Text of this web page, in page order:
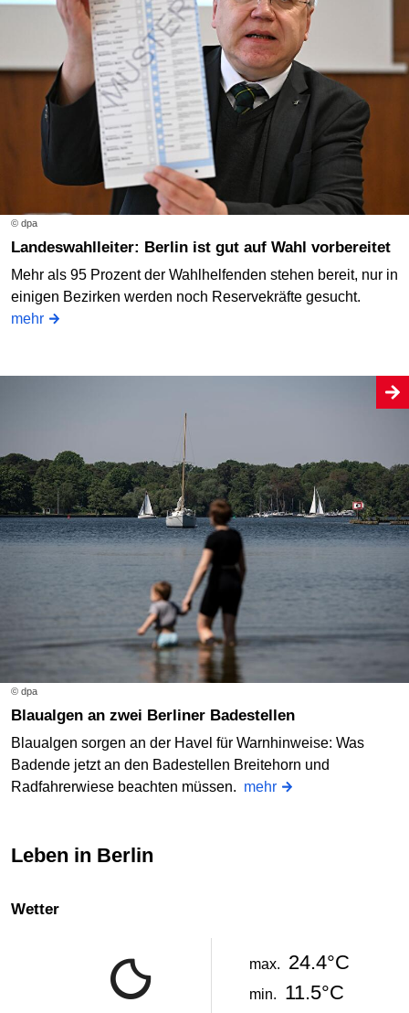
© dpa
Landeswahlleiter: Berlin ist gut auf Wahl vorbereitet
Mehr als 95 Prozent der Wahlhelfenden stehen bereit, nur in
einigen Bezirken werden noch Reservekräfte gesucht.
mehr
© dpa
Blaualgen an zwei Berliner Badestellen
Blaualgen sorgen an der Havel für Warnhinweise: Was
Badende jetzt an den Badestellen Breitehorn und
Radfahrerwiese beachten müssen. mehr
Leben in Berlin
Wetter
max. 24.4°C
min. 11.5°C